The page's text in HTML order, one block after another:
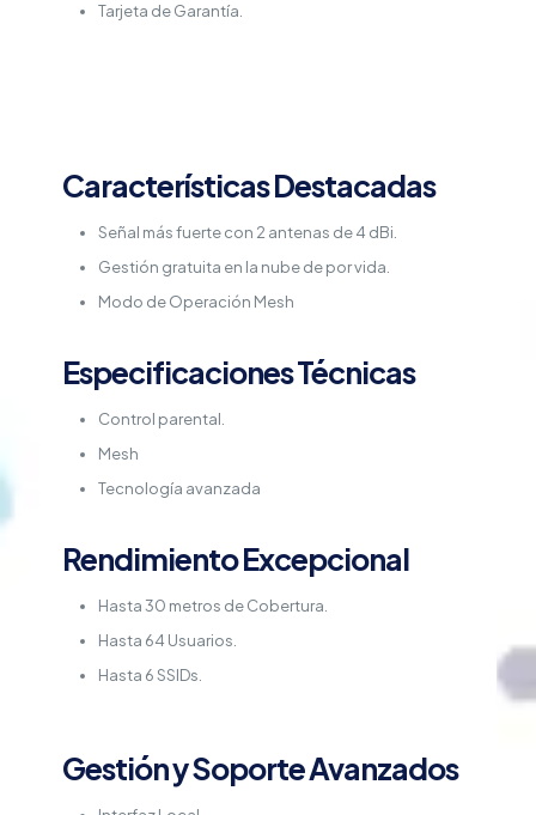
Tarjeta de Garantía.
Características Destacadas
Señal más fuerte con 2 antenas de 4 dBi.
Gestión gratuita en la nube de por vida.
Modo de Operación Mesh
Especificaciones Técnicas
Control parental.
Mesh
Tecnología avanzada
Rendimiento Excepcional
Hasta 30 metros de Cobertura.
Hasta 64 Usuarios.
Hasta 6 SSIDs.
Gestión y Soporte Avanzados